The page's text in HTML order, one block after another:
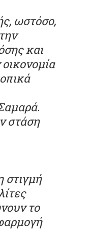
ωστόσο,
και
οικονομία
στάση
στιγμή
το